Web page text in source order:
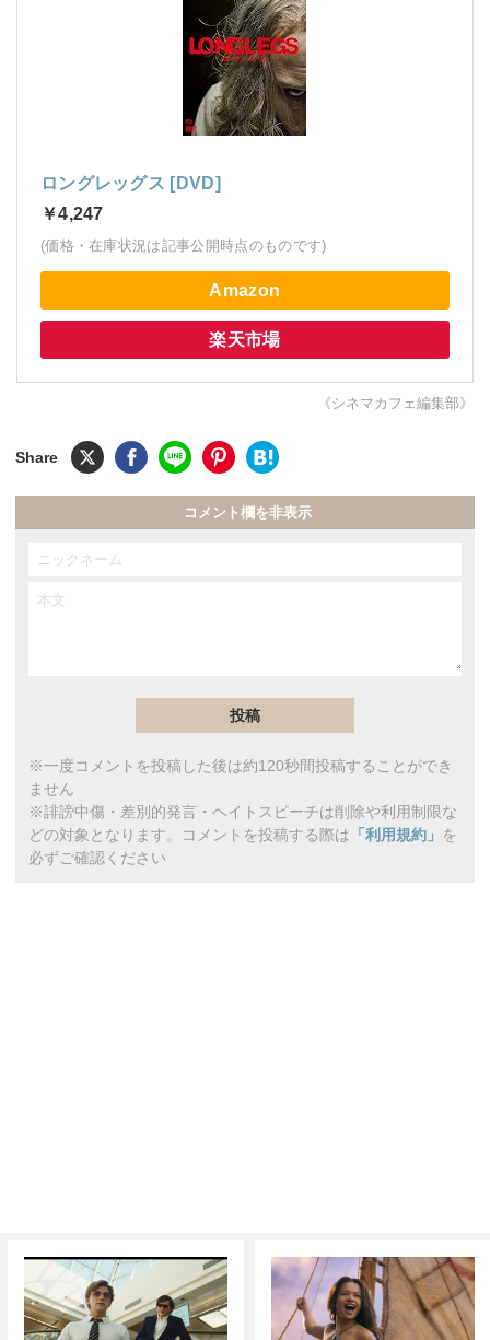
ロングレッグス [DVD]
￥4,247
(価格・在庫状況は記事公開時点のものです)
Amazon
楽天市場
《シネマカフェ編集部》
コメント欄を非表示
※一度コメントを投稿した後は約120秒間投稿することができ
ません
※誹謗中傷・差別的発言・ヘイトスピーチは削除や利用制限な
どの対象となります。コメントを投稿する際は 「利用規約」 を
必ずご確認ください